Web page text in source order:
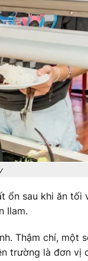
ổn sau khi ăn tối
Ilam.
Thậm chí, một
trường là đơn vị